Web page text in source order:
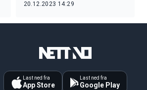
20.12.2023 14:29
Last ned fra
App Store
Last ned fra
Google Play